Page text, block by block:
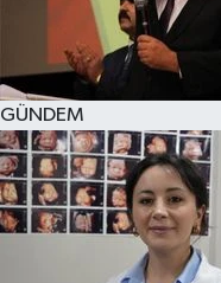
GÜNDEM
Tüm Manşetler
Son Dakika
Haber Arşivi